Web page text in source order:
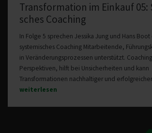
Trans­for­mation im Einkauf
sches Coaching
In Folge 5 sprechen Jessika Jung und Hans
systemisches Coaching Mitarbeitende,
in Veränderungsprozessen unterstützt.
Perspektiven, hilft bei Unsicherheiten und kann
Transformationen nachhaltiger und
weiterlesen